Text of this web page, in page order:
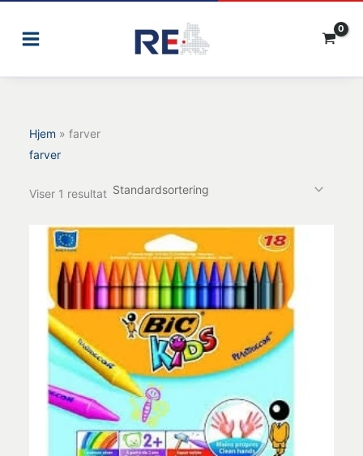
Hjem » farver
farver
Viser 1 resultat